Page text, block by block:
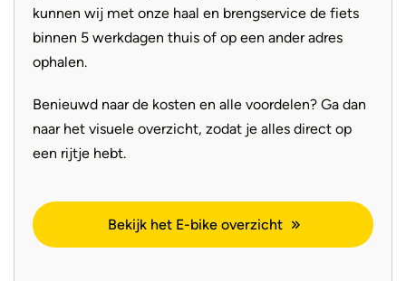
kunnen wij met onze haal en brengservice de fiets
binnen 5 werkdagen thuis of op een ander adres
ophalen.
Benieuwd naar de kosten en alle voordelen? Ga dan
naar het visuele overzicht, zodat je alles direct op
een rijtje hebt.
Bekijk het E-bike overzicht